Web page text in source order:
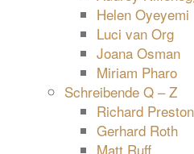
Helen Oyeyemi
Luci van Org
Joana Osman
Miriam Pharo
Schreibende Q – Z
Richard Preston
Gerhard Roth
Matt Ruff